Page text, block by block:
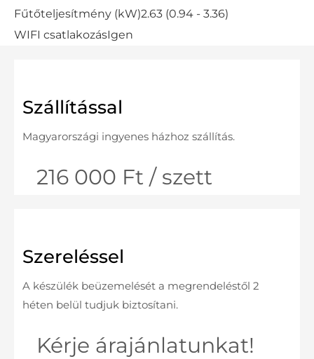
Fűtőteljesítmény (kW)2.63 (0.94 - 3.36)
WIFI csatlakozásIgen
Szállítással
Magyarországi ingyenes házhoz szállítás.
216 000 Ft / szett
Szereléssel
A készülék beüzemelését a megrendeléstől 2
héten belül tudjuk biztosítani.
Kérje árajánlatunkat!